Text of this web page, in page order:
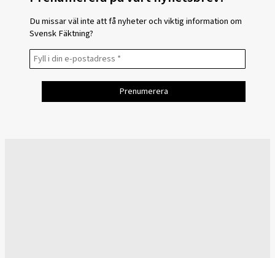
Du missar väl inte att få nyheter och viktig information om
Svensk Fäktning?